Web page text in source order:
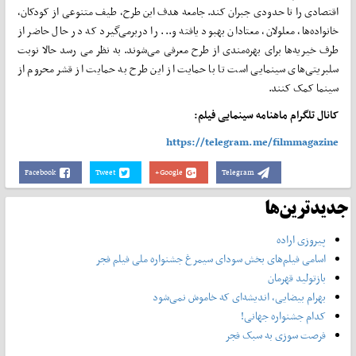
اقتصادی را تا حدودی جبران کند. جامعه هدف این طرح، طیف متنوعی از کودکان،
خانواده‌ها، معلولان، معتادان بهبود یافته و... را دربرمی‌گیرد که در حال حاضر از
طرف خیریه‌ها برای بهره‌مندی از طرح معرفی می‌شوند. به نظر می رسد حالا نوبت
سلبریتی‌های سینمایی است تا با حمایت از این طرح به حمایت از قشر محروم از
سینما کمک کنند.
کانال تلگرام ماهنامه سینمایی فیلم:
https://telegram.me/filmmagazine
Facebook Tweet Google+ Telegram
جدیدترین‌ها
پیروزی اراده
اسامی فیلم‌های بخش سودای سیمرغ جشنواره‌ ملی فیلم فجر
بازتولید قهرمان
بهرام بیضایی، اندیشه‌ای که خاموش نمی‌شود
کدام جشنواره جهانی!
فرصت سوزی به سبک فجر